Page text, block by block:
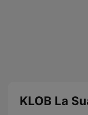
KLOB La